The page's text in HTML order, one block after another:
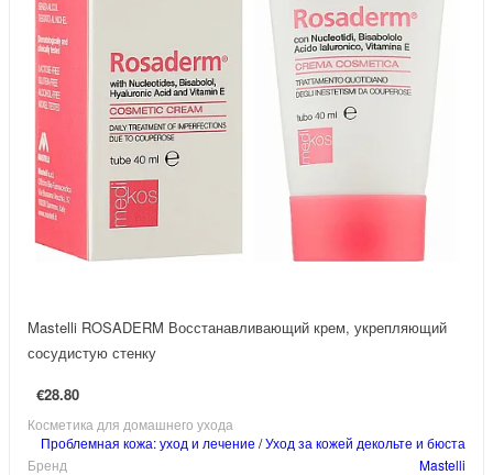
Mastelli ROSADERM Восстанавливающий крем, укрепляющий
сосудистую стенку
€28.80
Косметика для домашнего ухода
Проблемная кожа: уход и лечение /Уход за кожей декольте и бюста
Бренд
Mastelli